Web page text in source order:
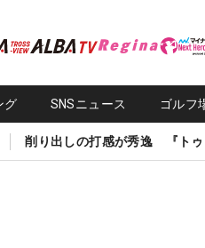
グ SNSニュース ゴルフ
削り出しの打感が秀逸 『トゥ